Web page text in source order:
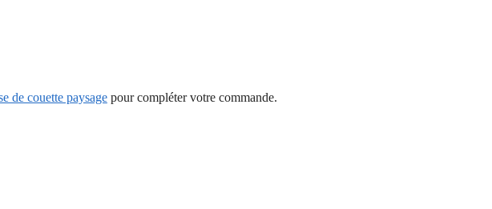
de couette paysagepour compléter votre commande.